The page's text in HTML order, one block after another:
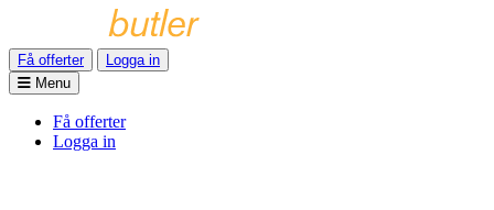
Få offerter
Logga in
Menu
Få offerter
Logga in